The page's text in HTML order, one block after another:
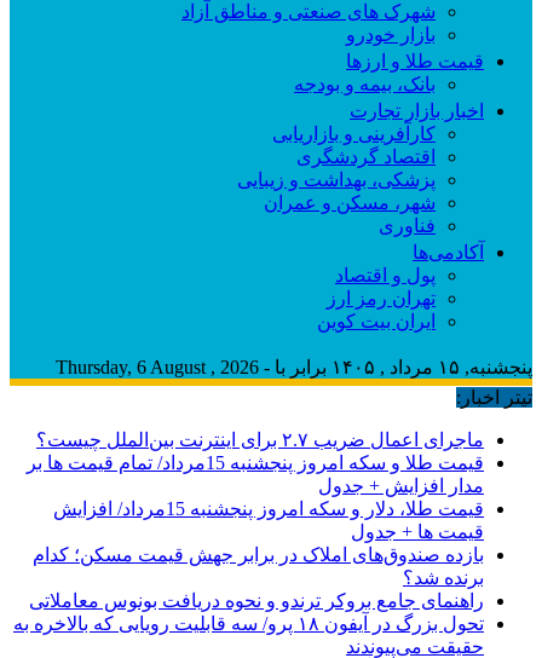
شهرک های صنعتی و مناطق آزاد
بازار خودرو
قیمت طلا و ارزها
بانک، بیمه و بودجه
اخبار بازار تجارت
کارآفرینی و بازاریابی
اقتصاد گردشگری
پزشکی، بهداشت و زیبایی
شهر، مسکن و عمران
فناوری
آکادمی‌ها
پول و اقتصاد
تهران رمز ارز
ایران بیت کوین
پنجشنبه, ۱۵ مرداد , ۱۴۰۵ برابر با - Thursday, 6 August , 2026
تیتر اخبار:
ماجرای اعمال ضریب ۲.۷ برای اینترنت بین‌الملل چیست؟
قیمت طلا و سکه امروز پنجشنبه 15مرداد/ تمام قیمت ها بر
مدار افزایش + جدول
قیمت طلا، دلار و سکه امروز پنجشنبه 15مرداد/ افزایش
قیمت ها + جدول
بازده صندوق‌های املاک در برابر جهش قیمت مسکن؛ کدام
برنده شد؟
راهنمای جامع بروکر ترندو و نحوه دریافت بونوس معاملاتی
تحول بزرگ در آیفون ۱۸ پرو/ سه قابلیت رویایی که بالاخره به
حقیقت می‌پیوندند